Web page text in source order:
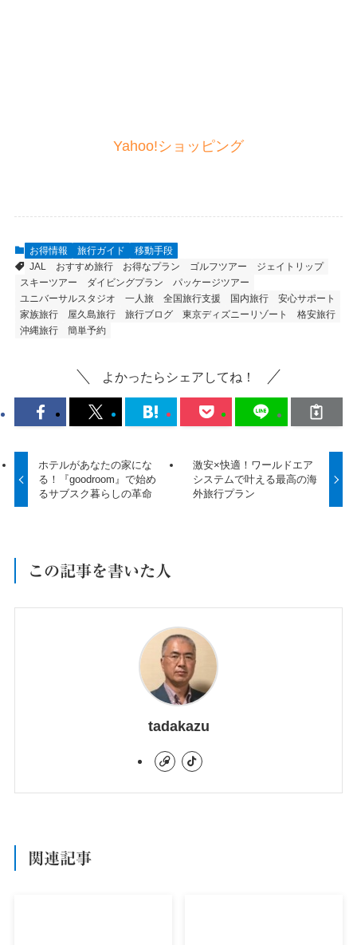
Yahoo!ショッピング
お得情報 旅行ガイド
移動手段
JAL
おすすめ旅行 お得なプラン ゴルフツアー
ジェイトリップ
スキーツアー
ダイビングプラン
パッケージツアー
ユニバーサルスタジオ
一人旅 全国旅行支援 国内旅行
安心サポート
家族旅行
屋久島旅行 旅行ブログ 東京ディズニーリゾート
格安旅行
沖縄旅行
簡単予約
よかったらシェアしてね！
ホテルがあなたの家にな
る！『goodroom』で始め
るサブスク暮らしの革命
激安×快適！ワールドエア
システムで叶える最高の海
外旅行プラン
この記事を書いた人
tadakazu
関連記事